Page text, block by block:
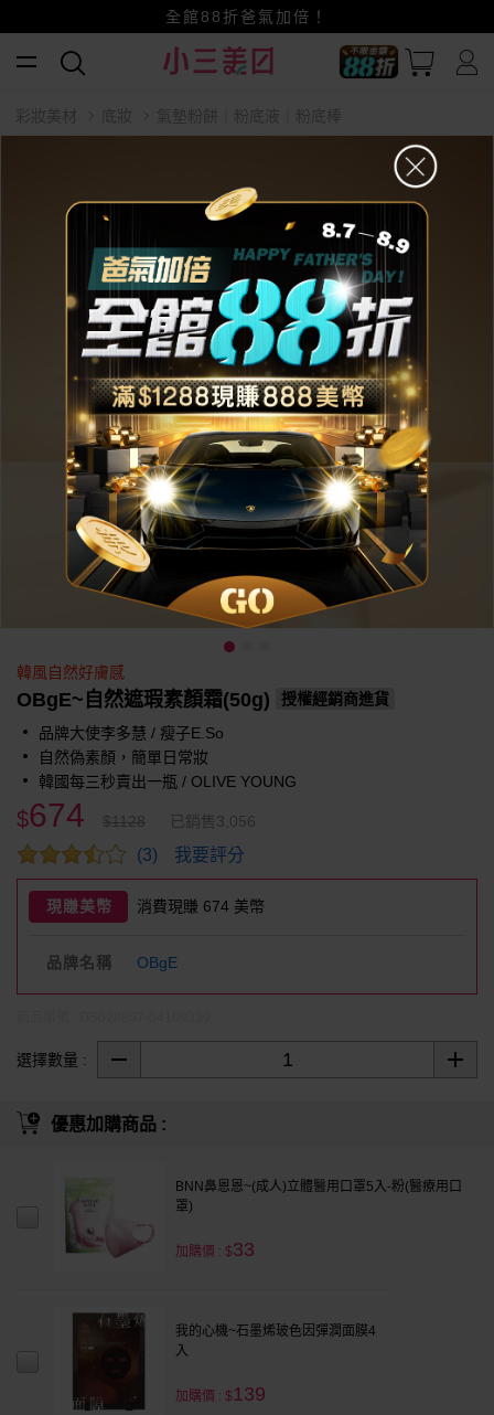
賺美幣~換好禮~立即換GO~
小三美日x全支付~美幣+全點折上折超划算
全館88折爸氣加倍！
彩妝美材 底妝 氣墊粉餅｜粉底液｜粉底棒
韓風自然好膚感
OBgE~自然遮瑕素顏霜(50g)
授權經銷商進貨
品牌大使李多慧 / 瘦子E.So
自然偽素顏，簡單日常妝
韓國每三秒賣出一瓶 / OLIVE YOUNG
$674 $1128 已銷售3,056
(3) 我要評分
現賺美幣 消費現賺 674 美幣
品牌名稱 OBgE
選擇數量 :
優惠加購商品 :
BNN鼻恩恩~(成人)立體醫用口罩5入-粉(醫療用口
罩)
加購價 : $33
我的心機~石墨烯玻色因彈潤面膜4
入
加購價 : $139